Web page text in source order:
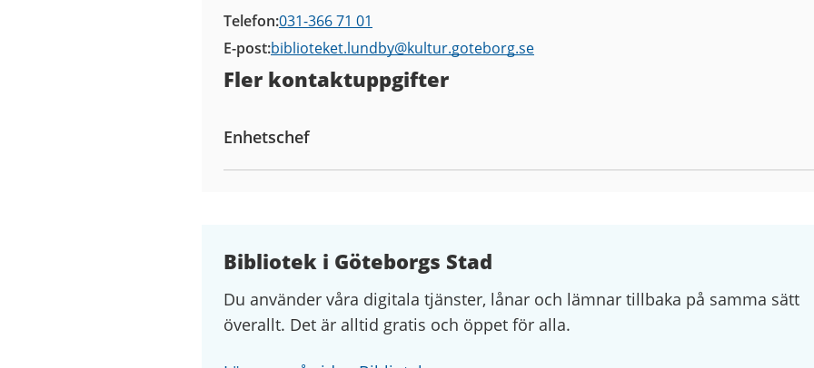
Telefon 031-366 71 01
E-post biblioteket.lundby@kultur.goteborg.se
Fler kontaktuppgifter
Enhetschef
Bibliotek i Göteborgs Stad
Du använder våra digitala tjänster, lånar och lämnar tillbaka på samma sätt
överallt. Det är alltid gratis och öppet för alla.